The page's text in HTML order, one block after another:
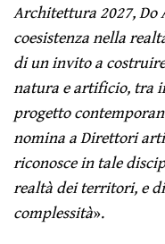
Architettura 2027,
coesistenza nella
di un invito a
natura e artificio, tra
progetto
nomina a Direttori
riconosce in tale
realtà dei territori, e
complessità».